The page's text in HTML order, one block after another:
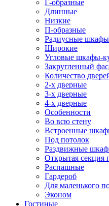
Г-образные
Длинные
Низкие
П-образные
Радиусные
Широкие
Угловые шкафы-
Закругленный
Количество
2-х дверные
3-х дверные
4-х дверные
Особенности
Во всю стену
Встроенные
Под потолок
Раздвижные
Открытая секция
Распашные
Гардероб
Для маленького
Эконом
Гостиные